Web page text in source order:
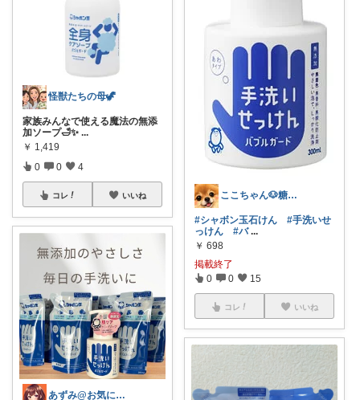
怪獣たちの母🦖
家族みんなで使える魔法の無添
加ソープ🛁✨ ...
￥ 1,419
0 0 4
コレ いいね
あずみ@お気に入りライフ
ここちゃん🐶糖代謝大事だよ 感謝💕
#シャボン玉石けん
#手洗いせ
っけん
#バ ...
￥ 698
掲載終了
0 0 15
コレ いいね